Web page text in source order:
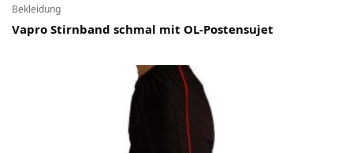
Bekleidung
Vapro Stirnband schmal mit OL-Postensujet